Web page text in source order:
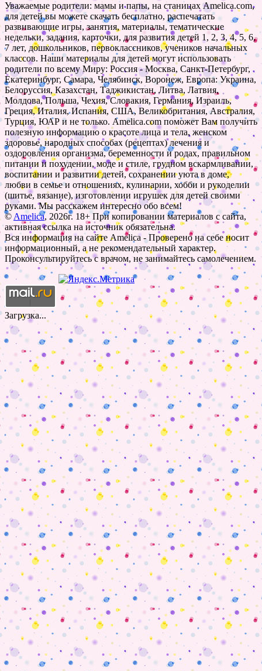
Уважаемые родители: мамы и папы, на станицах Amelica.com,
для детей вы можете скачать бесплатно, распечатать
развивающие игры, занятия, материалы, тематические
недельки, задания, карточки, для развития детей 1, 2, 3, 4, 5, 6,
7 лет, дошкольников, первоклассников, учеников начальных
классов. Наши материалы для детей могут использовать
родители по всему Миру: Россия - Москва, Санкт-Петербург,
Екатеринбург, Самара, Челябинск, Воронеж, Европа: Украина,
Белоруссия, Казахстан, Таджикистан, Литва, Латвия,
Молдова, Польша, Чехия, Словакия, Германия, Израиль,
Греция, Италия, Испания, США, Великобритания, Австралия,
Турция, ЮАР и не только. Amelica.com поможет Вам получить
полезную информацию о красоте лица и тела, женском
здоровье, народных способах (рецептах) лечения и
оздоровления организма, беременности и родах, правильном
питании и похудении, моде и стиле, грудном вскармливании,
воспитании и развитии детей, сохранении уюта в доме,
любви в семье и отношениях, кулинарии, хобби и рукоделии
(шитье, вязание), изготовлении игрушек для детей своими
руками. Мы расскажем интересно обо всем!
© Amelica, 2026г. 18+ При копировании материалов с сайта,
активная ссылка на источник обязательна.
Вся информация на сайте Amelica - Проверено на себе носит
информационный, а не рекомендательный характер.
Проконсультируйтесь с врачом, не занимайтесь самолечением.
Загрузка...